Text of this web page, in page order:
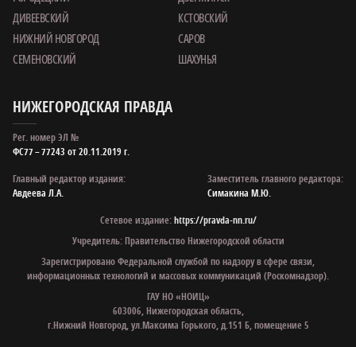
ДИВЕЕВСКИЙ
КСТОВСКИЙ
НИЖНИЙ НОВГОРОД
САРОВ
СЕМЕНОВСКИЙ
ШАХУНЬЯ
НИЖЕГОРОДСКАЯ ПРАВДА
Рег. номер ЭЛ №
ФС77 – 77243 от 20.11.2019 г.
Главный редактор издания:
Авдеева Л.А.
Заместитель главного редактора:
Симакина М.Ю.
Сетевое издание:https://pravda-nn.ru/
Учредитель: Правительство Нижегородской области
Зарегистрировано Федеральной службой по надзору в сфере связи,
информационных технологий и массовых коммуникаций (Роскомнадзор).
ГАУ НО «НОИЦ»
603006, Нижегородская область,
г.Нижний Новгород, ул.Максима Горького, д.151 Б, помещение 5